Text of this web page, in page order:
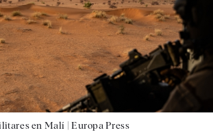
en Malí |Europa Press